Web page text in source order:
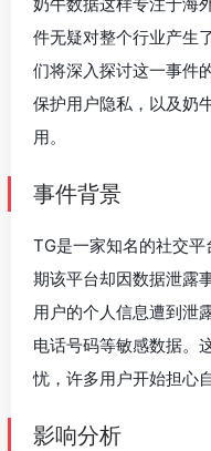
件无疑对整个行业产生
们将深入探讨这一事件
保护用户隐私，以及奶
用。
事件背景
TG是一家知名的社交
期该平台却因数据泄露
用户的个人信息遭到泄
电话号码等敏感数据。
忧，许多用户开始担心
影响分析